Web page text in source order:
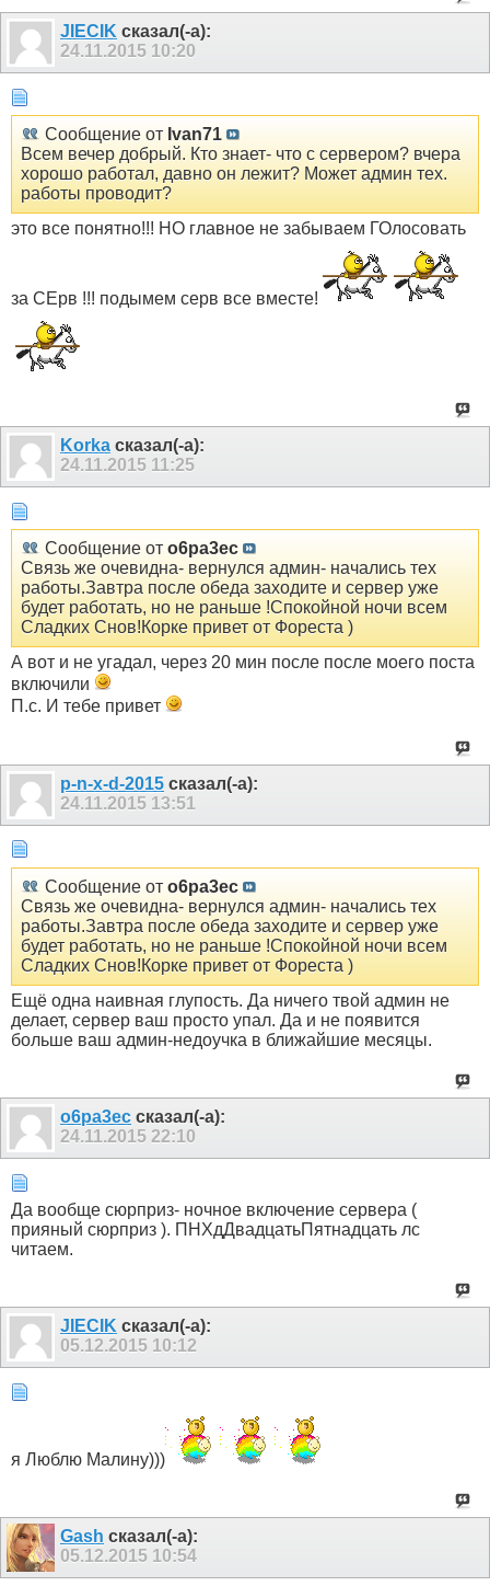
JIECIK сказал(-а):
24.11.2015 10:20
Сообщение от Ivan71
Всем вечер добрый. Кто знает- что с сервером? вчера
хорошо работал, давно он лежит? Может админ тех.
работы проводит?
это все понятно!!! НО главное не забываем ГОлосовать
за СЕрв !!! подымем серв все вместе!
Korka сказал(-а):
24.11.2015 11:25
Сообщение от o6pa3ec
Связь же очевидна- вернулся админ- начались тех
работы.Завтра после обеда заходите и сервер уже
будет работать, но не раньше !Спокойной ночи всем
Сладких Снов!Корке привет от Фореста )
А вот и не угадал, через 20 мин после после моего поста
включили
П.с. И тебе привет
p-n-x-d-2015 сказал(-а):
24.11.2015 13:51
Сообщение от o6pa3ec
Связь же очевидна- вернулся админ- начались тех
работы.Завтра после обеда заходите и сервер уже
будет работать, но не раньше !Спокойной ночи всем
Сладких Снов!Корке привет от Фореста )
Ещё одна наивная глупость. Да ничего твой админ не
делает, сервер ваш просто упал. Да и не появится
больше ваш админ-недоучка в ближайшие месяцы.
o6pa3ec сказал(-а):
24.11.2015 22:10
Да вообще сюрприз- ночное включение сервера (
прияный сюрприз ). ПНХдДвадцатьПятнадцать лс
читаем.
JIECIK сказал(-а):
05.12.2015 10:12
я Люблю Малину)))
Gash сказал(-а):
05.12.2015 10:54